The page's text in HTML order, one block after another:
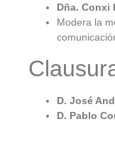
Dña. Conxi
Modera la
D. José
D. Pablo